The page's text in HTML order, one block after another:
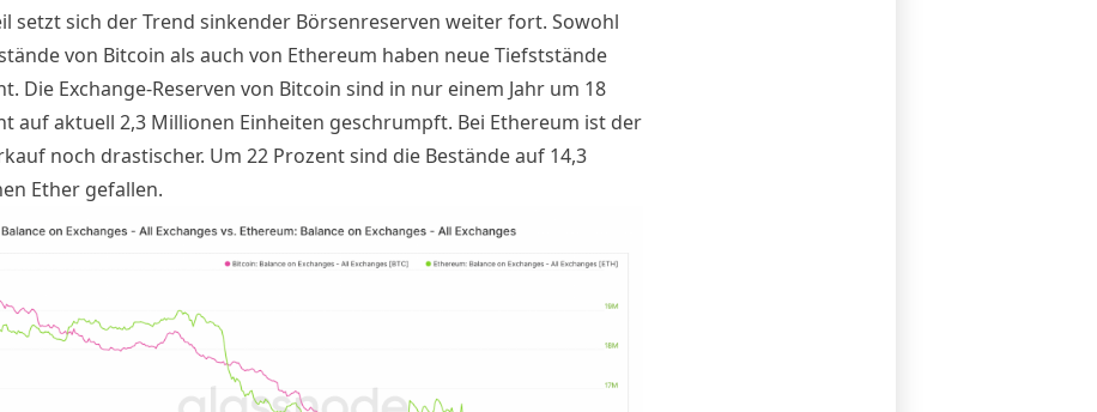
setzt sich der Trend sinkender Börsenreserven weiter fort. Sowohl
von Bitcoin als auch von Ethereum haben neue Tiefststände
Die Exchange-Reserven von Bitcoin sind in nur einem Jahr um 18
auf aktuell 2,3 Millionen Einheiten geschrumpft. Bei Ethereum ist der
noch drastischer. Um 22 Prozent sind die Bestände auf 14,3
Ether gefallen.